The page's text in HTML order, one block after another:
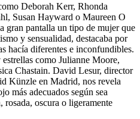
Deborah Kerr, Rhonda
Susan Hayward o Maureen O
gran pantalla un tipo de mujer que
y sensualidad, destacaba por
hacía diferentes e inconfundibles.
como Julianne Moore,
Chastain. David Lesur, director
Künzle en Madrid, nos revela
más adecuados según sea
rosada, oscura o ligeramente